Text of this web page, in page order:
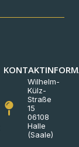
Wilhelm-
Külz-
Straße
15
06108
Halle
(Saale)